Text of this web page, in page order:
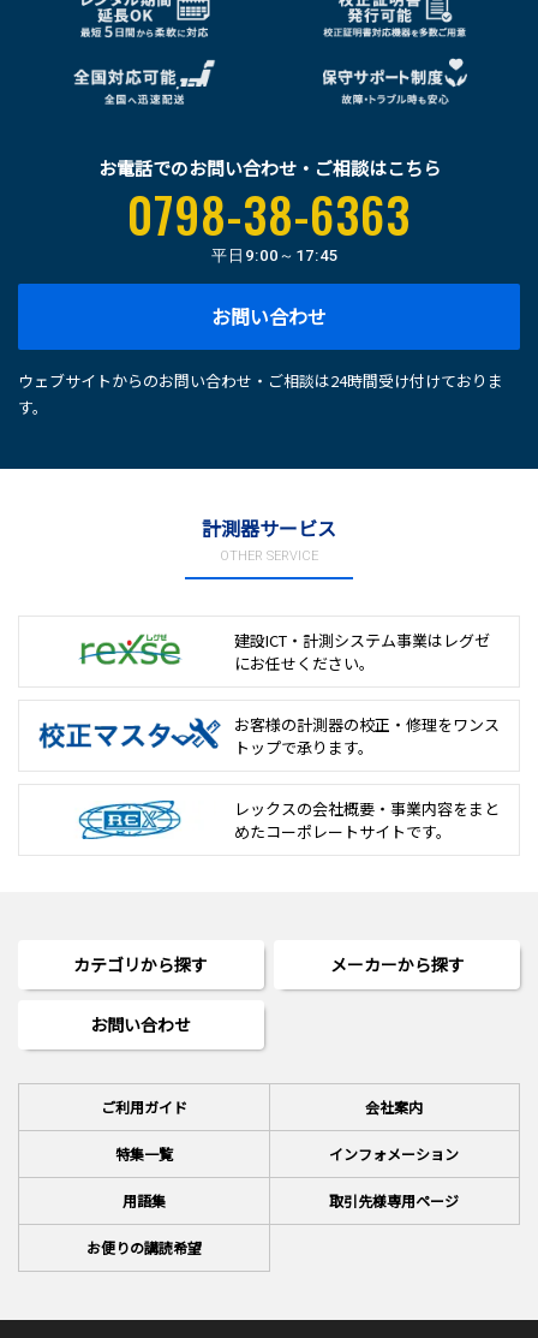
お電話でのお問い合わせ・ご相談はこちら
0798-38-6363
平日 9:00～17:45
お問い合わせ
ウェブサイトからのお問い合わせ・ご相談は24時間受け付けておりま
す。
計測器サービス
OTHER SERVICE
建設ICT・計測システム事業は レグゼ
にお任せください。
お客様の計測器の校正・修理をワンス
トップで承ります。
レックスの会社概要・事業内容をまと
めたコーポレートサイトです。
カテゴリから探す メーカーから探す
お問い合わせ
ご利用ガイド 会社案内
特集一覧 インフォメーション
用語集 取引先様専用ページ
お便りの講読希望